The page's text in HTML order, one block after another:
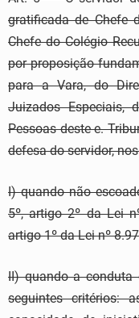
gratificada de Chefe
Chefe do Colégio
por proposição
para a Vara, do
Juizados Especiais,
Pessoas deste e.
defesa do servidor,
I) quando não
5º, artigo 2º da Lei
artigo 1º da Lei nº
II) quando a conduta
seguintes critérios: